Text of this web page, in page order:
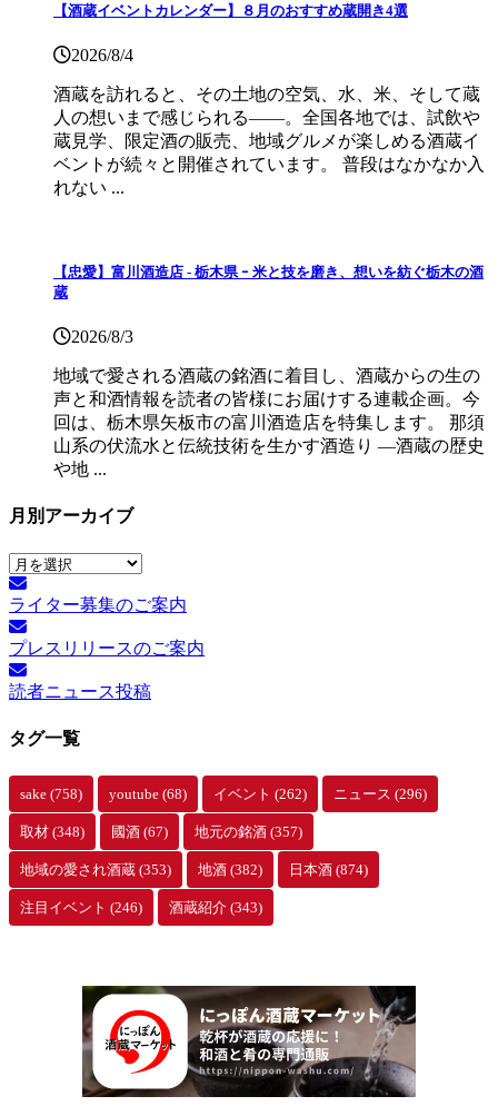
【酒蔵イベントカレンダー】８月のおすすめ蔵開き4選
2026/8/4
酒蔵を訪れると、その土地の空気、水、米、そして蔵
人の想いまで感じられる——。全国各地では、試飲や
蔵見学、限定酒の販売、地域グルメが楽しめる酒蔵イ
ベントが続々と開催されています。 普段はなかなか入
れない ...
【忠愛】富川酒造店 ‐ 栃木県 ｰ 米と技を磨き、想いを紡ぐ栃木の酒
蔵
2026/8/3
地域で愛される酒蔵の銘酒に着目し、酒蔵からの生の
声と和酒情報を読者の皆様にお届けする連載企画。今
回は、栃木県矢板市の富川酒造店を特集します。 那須
山系の伏流水と伝統技術を生かす酒造り ―酒蔵の歴史
や地 ...
月別アーカイブ
月
別
ア
ー
カ
イ
ブ
ライター募集のご案内
プレスリリースのご案内
読者ニュース投稿
タグ一覧
sake (758) youtube (68) イベント (262) ニュース (296)
取材 (348) 國酒 (67) 地元の銘酒 (357)
地域の愛され酒蔵 (353) 地酒 (382) 日本酒 (874)
注目イベント (246) 酒蔵紹介 (343)